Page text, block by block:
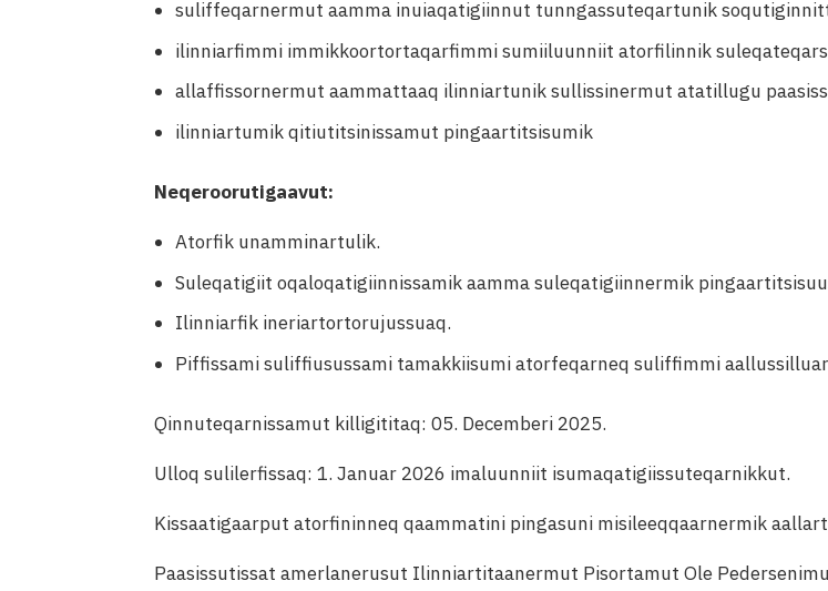
suliffeqarnermut aamma inuiaqatigiinnut tunngassuteqartunik
ilinniarfimmi immikkoortortaqarfimmi sumiiluunniit atorfilinnik
allaffissornermut aammattaaq ilinniartunik sullissinermut atatillugu
ilinniartumik qitiutitsinissamut pingaartitsisumik
Neqeroorutigaavut:
Atorfik unamminartulik.
Suleqatigiit oqaloqatigiinnissamik aamma suleqatigiinnermik
Ilinniarfik ineriartortorujussuaq.
Piffissami suliffiusussami tamakkiisumi atorfeqarneq suliffimmi
Qinnuteqarnissamut killigititaq: 05. Decemberi 2025.
Ulloq sulilerfissaq: 1. Januar 2026 imaluunniit isumaqatigiissuteqarnikkut.
Kissaatigaarput atorfininneq qaammatini pingasuni misileeqqaarnermik
Paasissutissat amerlanerusut Ilinniartitaanermut Pisortamut Ole